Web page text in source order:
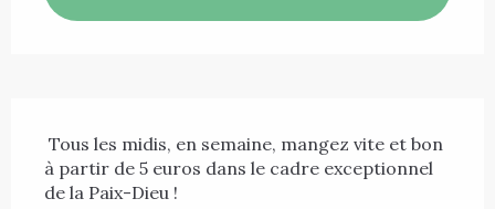
à partir de 5 euros dans le cadre exceptionnel
de la Paix-Dieu !